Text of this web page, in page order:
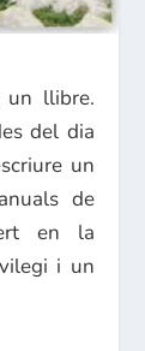
un llibre.
del dia
un
de
en la
i un